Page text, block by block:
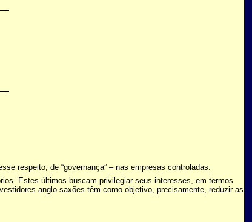
respeito, de “governança” – nas empresas controladas.
Estes últimos buscam privilegiar seus interesses, em termos
anglo-saxões têm como objetivo, precisamente, reduzir as